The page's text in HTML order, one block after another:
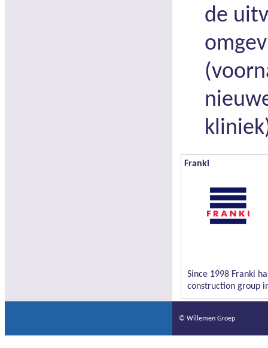
de
Franki
Since 1998 Franki
construction group
© Willemen Groep